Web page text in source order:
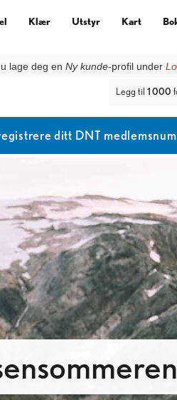
lage deg en Ny kunde-profil under
Klær Utstyr Kart
Legg til 1 000
ditt DNT